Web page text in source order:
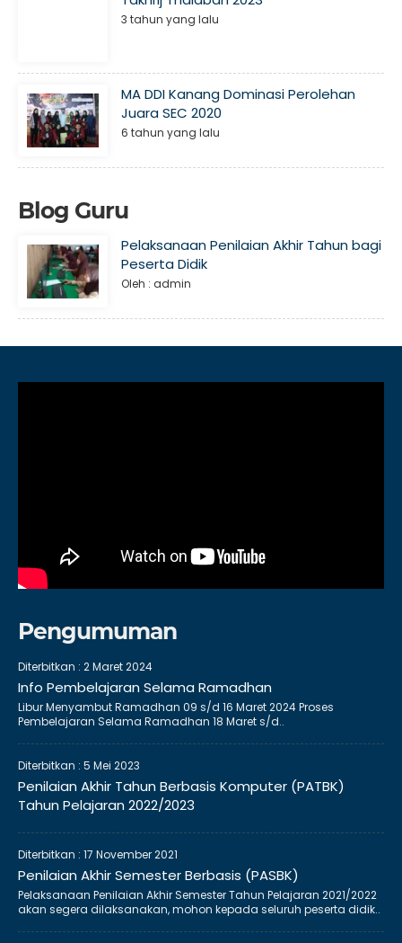
3 tahun yang lalu
MA DDI Kanang Dominasi Perolehan
Juara SEC 2020
6 tahun yang lalu
Blog Guru
Pelaksanaan Penilaian Akhir Tahun bagi
Peserta Didik
Oleh : admin
Pengumuman
Diterbitkan : 2 Maret 2024
Info Pembelajaran Selama Ramadhan
Libur Menyambut Ramadhan 09 s/d 16 Maret 2024 Proses
Pembelajaran Selama Ramadhan 18 Maret s/d..
Diterbitkan : 5 Mei 2023
Penilaian Akhir Tahun Berbasis Komputer (PATBK)
Tahun Pelajaran 2022/2023
Diterbitkan : 17 November 2021
Penilaian Akhir Semester Berbasis (PASBK)
Pelaksanaan Penilaian Akhir Semester Tahun Pelajaran 2021/2022
akan segera dilaksanakan, mohon kepada seluruh peserta didik..